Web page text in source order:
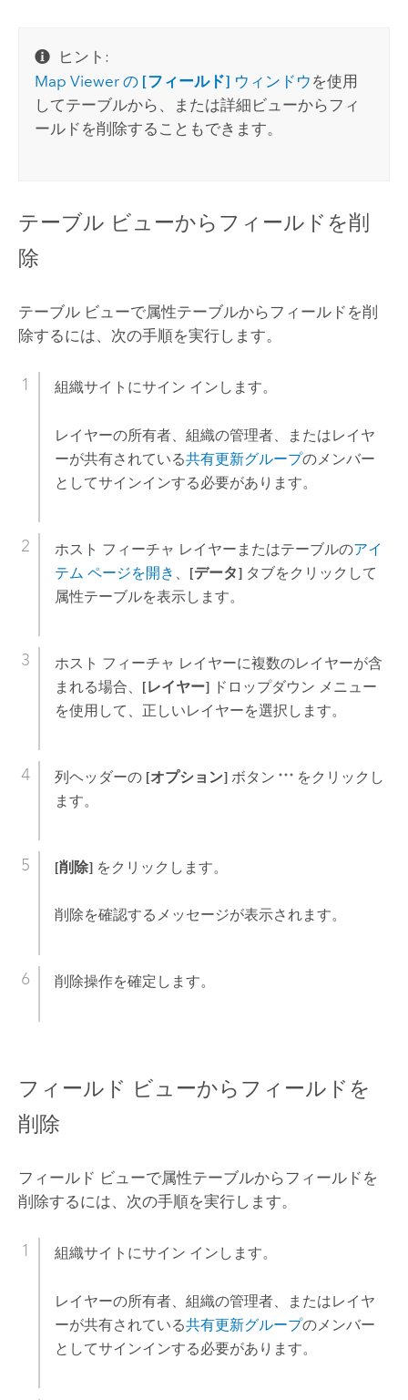
ヒント:
Map Viewer の [フィールド] ウィンドウ を使用
してテーブルから、または詳細ビューからフィ
ールドを削除することもできます。
テーブル ビューからフィールドを削
除
テーブル ビューで属性テーブルからフィールドを削
除するには、次の手順を実行します。
組織サイトにサイン インします。
レイヤーの所有者、組織の管理者、またはレイヤ
ーが共有されている共有更新グループのメンバー
としてサインインする必要があります。
ホスト フィーチャ レイヤーまたはテーブルのアイ
テム ページを開き
[データ]タブをクリックして
属性テーブルを表示します。
ホスト フィーチャ レイヤーに複数のレイヤーが含
まれる場合、 [レイヤー]ドロップダウン メニュー
を使用して、正しいレイヤーを選択します。
列ヘッダーの [オプション]ボタン
をクリックし
ます。
[削除]をクリックします。
削除を確認するメッセージが表示されます。
削除操作を確定します。
フィールド ビューからフィールドを
削除
フィールド ビューで属性テーブルからフィールドを
削除するには、次の手順を実行します。
組織サイトにサイン インします。
レイヤーの所有者、組織の管理者、またはレイヤ
ーが共有されている共有更新グループのメンバー
としてサインインする必要があります。